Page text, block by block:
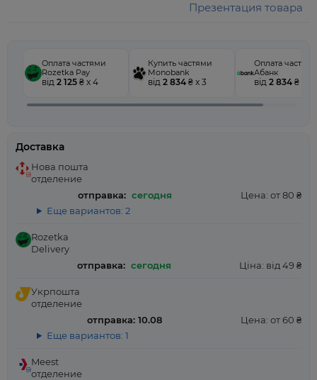
Презентация товара
Оплата частями
Rozetka Pay
від 2 125 ₴ x 4
Купить частями
Monobank
від 2 834 ₴ x 3
Оплата
Абанк
від 2 834 ₴ x 3
Доставка
Нова пошта
отделение
отправка: сегодня
Цена: от 80 ₴
Еще вариантов: 2
Rozetka
Delivery
отправка: сегодня Ціна: від 49 ₴
Укрпошта
отделение
отправка: 10.08
Цена: от 60 ₴
Еще вариантов: 1
Meest
отделение